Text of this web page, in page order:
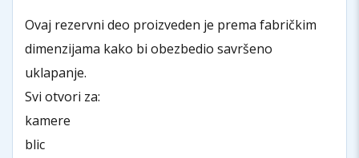
Ovaj rezervni deo proizveden je prema fabričkim
dimenzijama kako bi obezbedio savršeno
uklapanje.
Svi otvori za:
kamere
blic